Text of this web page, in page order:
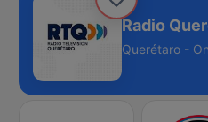
Radio
Querétaro -